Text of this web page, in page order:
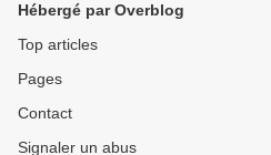
Hébergé par Overblog
Top articles
Pages
Contact
Signaler un abus